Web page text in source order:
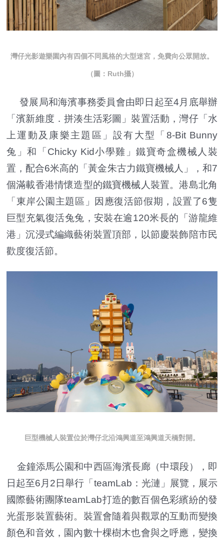
灣仔光影遊樂園內有四個不同風格的大型迷宮，免費向公眾開放。
（圖：Ruth攝）
發展局和海濱事務委員會由即日起至4月底舉辦
「濱新維度．拼湊生活彩圖」裝置活動，灣仔「水
上運動及康樂主題區」設有大型「8-Bit Bunny
兔」和「Chicky Kid小學雞」鐵寶奇盒機械人裝
置，配合6米高的「黃金朱古力鐵寶機械人」，和7
個滿載香港情懷造型的鐵寶機械人裝置。港島北角
「東岸公園主題區」因應復活節假期，設置了6隻
巨型充氣復活兔兔，安裝在逾120米長的「游龍維
港」沉浸式編織藝術裝置頂部，以節慶裝飾陪市民
歡度復活節。
巨型機械人裝置位於灣仔北沿鴻興道至鴻興道天橋對開。
金鐘添馬公園和中西區海濱長廊（中環段），即
日起至6月2日舉行「teamLab：光漣」展覽，展示
國際藝術團隊teamLab打造的數百個色彩繽紛的發
光蛋形裝置藝術。裝置會隨着與觀眾的互動而變換
顏色和音效，園內數十棵樹木也會與之呼應，變換